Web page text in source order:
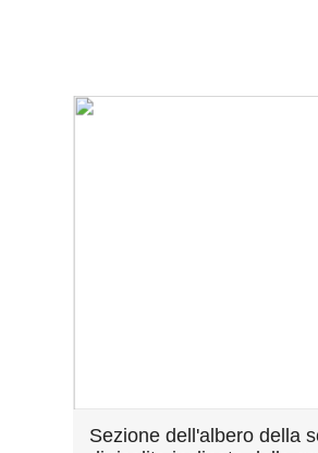
Sezione dell'albero della